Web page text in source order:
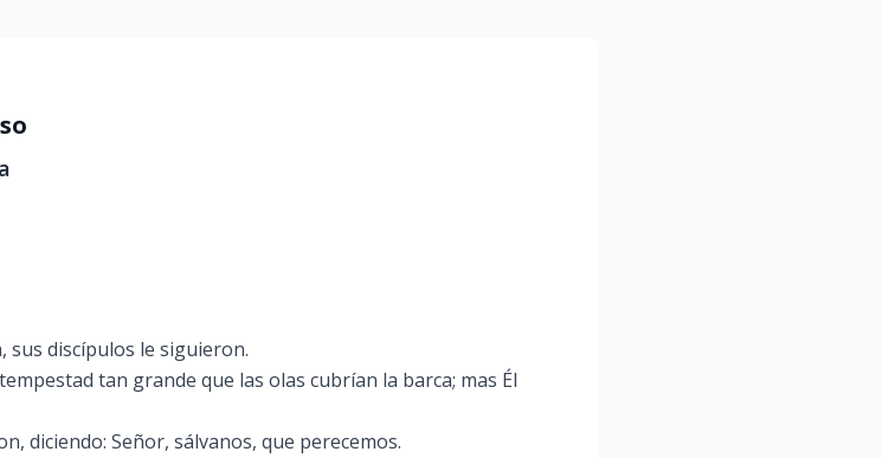
sus discípulos le siguieron.
tan grande que las olas cubrían la barca; mas Él
diciendo: Señor, sálvanos, que perecemos.